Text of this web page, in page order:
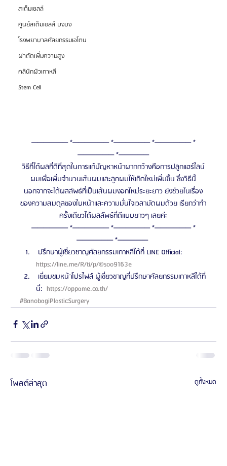
สเต็มเซลล์
ศูนย์สเต็มเซลล์ บงบง
โรงพยาบาลศัลยกรรมเอโตน
ผ่าตัดเพิ่มความสูง
คลินิกผิวเกาหลี
Stem Cell
—————— *—————— *—————— *—————— *
—————— *—————
วิธีที่ได้ผลที่ดีที่สุดในการแก้ปัญหาหน้าผากกว้างคือการปลูกแฮร์ไลน์
ผมเพื่อเพิ่มจำนวนเส้นผมและลูกผมให้เกิดใหม่เพิ่มขึ้น ซึ่งวิธีนี้
นอกจากจะได้ผลลัพธ์ที่เป็นเส้นผมงอกใหม่ระยะยาว ยังช่วยในเรื่อง
ของความสมดุลของใบหน้าและความมั่นใจเวลามัดผมด้วย เรียกว่าทำ
ครั้งเดียวได้ผลลัพธ์ที่ดีแบบยาวๆ เลยค่ะ
—————— *—————— *—————— *—————— *
—————— *—————
ปรึกษาผู้เชี่ยวชาญศัลยกรรมเกาหลีได้ที่ LINE Official:
https://line.me/R/ti/p/@soo9163e
นี่: https://oppame.co.th/
#BanobagiPlasticSurgery
โพสต์ล่าสุด ดูทั้งหมด